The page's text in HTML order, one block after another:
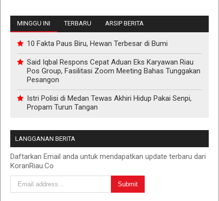
MINGGU INI TERBARU ARSIP BERITA
10 Fakta Paus Biru, Hewan Terbesar di Bumi
Said Iqbal Respons Cepat Aduan Eks Karyawan Riau
Pos Group, Fasilitasi Zoom Meeting Bahas Tunggakan
Pesangon
Istri Polisi di Medan Tewas Akhiri Hidup Pakai Senpi,
Propam Turun Tangan
LANGGANAN BERITA
Daftarkan Email anda untuk mendapatkan update terbaru dari
KoranRiau.Co